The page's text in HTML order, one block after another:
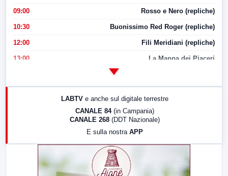
09:00 Rosso e Nero (repliche)
10:30 Buonissimo Red Roger (repliche)
12:00 Fili Meridiani (repliche)
13:00 La Mappa dei Piaceri
LABTV e anche sul digitale terrestre
CANALE 84 (in Campania)
CANALE 268 (DDT Nazionale)
E sulla nostra APP